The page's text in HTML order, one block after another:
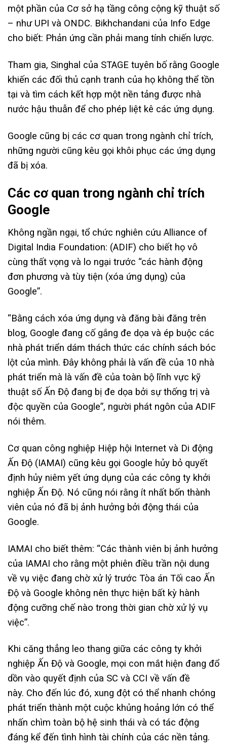
một phần của Cơ sở hạ tầng công cộng kỹ thuật số
– như UPI và ONDC. Bikhchandani của Info Edge
cho biết: Phản ứng cần phải mang tính chiến lược.
Tham gia, Singhal của STAGE tuyên bố rằng Google
khiến các đối thủ cạnh tranh của họ không thể tồn
tại và tìm cách kết hợp một nền tảng được nhà
nước hậu thuẫn để cho phép liệt kê các ứng dụng.
Google cũng bị các cơ quan trong ngành chỉ trích,
những người cũng kêu gọi khôi phục các ứng dụng
đã bị xóa.
Các cơ quan trong ngành chỉ trích
Google
Không ngần ngại, tổ chức nghiên cứu Alliance of
Digital India Foundation: (ADIF) cho biết họ vô
cùng thất vọng và lo ngại trước “các hành động
đơn phương và tùy tiện (xóa ứng dụng) của
Google”.
“Bằng cách xóa ứng dụng và đăng bài đăng trên
blog, Google đang cố gắng đe dọa và ép buộc các
nhà phát triển dám thách thức các chính sách bóc
lột của mình. Đây không phải là vấn đề của 10 nhà
phát triển mà là vấn đề của toàn bộ lĩnh vực kỹ
thuật số Ấn Độ đang bị đe dọa bởi sự thống trị và
độc quyền của Google”, người phát ngôn của ADIF
nói thêm.
Cơ quan công nghiệp Hiệp hội Internet và Di động
Ấn Độ (IAMAI) cũng kêu gọi Google hủy bỏ quyết
định hủy niêm yết ứng dụng của các công ty khởi
nghiệp Ấn Độ. Nó cũng nói rằng ít nhất bốn thành
viên của nó đã bị ảnh hưởng bởi động thái của
Google.
IAMAI cho biết thêm: “Các thành viên bị ảnh hưởng
của IAMAI cho rằng một phiên điều trần nội dung
về vụ việc đang chờ xử lý trước Tòa án Tối cao Ấn
Độ và Google không nên thực hiện bất kỳ hành
động cưỡng chế nào trong thời gian chờ xử lý vụ
việc”.
Khi căng thẳng leo thang giữa các công ty khởi
nghiệp Ấn Độ và Google, mọi con mắt hiện đang đổ
dồn vào quyết định của SC và CCI về vấn đề
này. Cho đến lúc đó, xung đột có thể nhanh chóng
phát triển thành một cuộc khủng hoảng lớn có thể
nhấn chìm toàn bộ hệ sinh thái và có tác động
đáng kể đến tình hình tài chính của các nền tảng.